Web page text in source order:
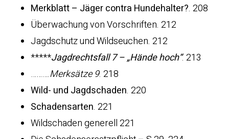
Merkblatt – Jäger contra Hundehalter?. 208
Überwachung von Vorschriften. 212
Jagdschutz und Wildseuchen. 212
*****Jagdrechtsfall 7 – „Hände hoch“. 213
……….Merksätze 9. 218
Wild- und Jagdschaden. 220
Schadensarten. 221
Wildschaden generell 221